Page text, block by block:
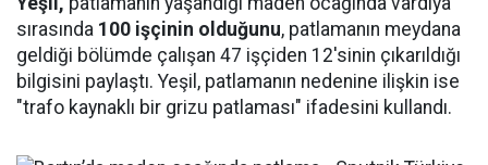
sırasında 100 işçinin olduğunu, patlamanın meydana
geldiği bölümde çalışan 47 işçiden 12'sinin çıkarıldığı
bilgisini paylaştı. Yeşil, patlamanın nedenine ilişkin ise
"trafo kaynaklı bir grizu patlaması" ifadesini kullandı.